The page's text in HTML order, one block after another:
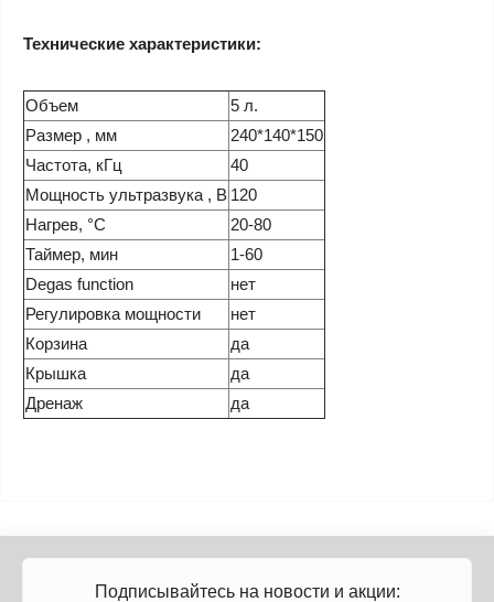
Технические характеристики:
Объем
5 л.
Размер , мм
240*140*150
Частота, кГц
40
Мощность ультразвука , В 120
Нагрев, °С
20-80
Таймер, мин
1-60
Degas function
нет
Регулировка мощности
нет
Корзина
да
Крышка
да
Дренаж
да
Подписывайтесь на новости и акции: